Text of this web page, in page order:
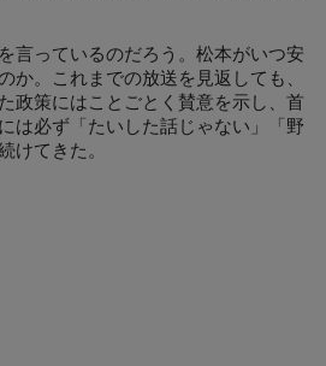
言っているのだろう。松本がいつ安
か。これまでの放送を見返しても、
政策にはことごとく賛意を示し、首
は必ず「たいした話じゃない」「野
けてきた。